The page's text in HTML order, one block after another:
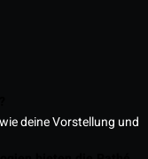
deine Vorstellung und